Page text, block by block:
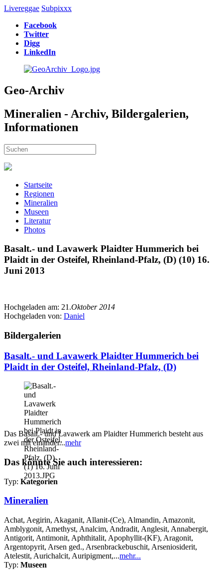
Livereggae Subpixxx
Facebook
Twitter
Digg
LinkedIn
Geo-Archiv
Mineralien - Archiv, Bildergalerien,
Informationen
Startseite
Regionen
Mineralien
Museen
Literatur
Photos
Basalt.- und Lavawerk Plaidter Hummerich bei
Plaidt in der Osteifel, Rheinland-Pfalz, (D) (10) 16.
Juni 2013
Hochgeladen am: 21.Oktober 2014
Hochgeladen von: Daniel
Bildergalerien
Basalt.- und Lavawerk Plaidter Hummerich bei
Plaidt in der Osteifel, Rheinland-Pfalz, (D)
Das Basalt.- und Lavawerk am Plaidter Hummerich besteht aus
zwei mit einander...mehr
Das könnte Sie auch interessieren:
Typ: Kategorien
Mineralien
Achat, Aegirin, Akaganit, Allanit-(Ce), Almandin, Amazonit,
Amblygonit, Amethyst, Analcim, Andradit, Anglesit, Annabergit,
Antigorit, Antimonit, Aphthitalit, Apophyllit-(KF), Aragonit,
Argentopyrit, Arsen ged., Arsenbrackebuschit, Arseniosiderit,
Atelestit, Aurichalcit, Auripigment,...mehr...
Typ: Museen